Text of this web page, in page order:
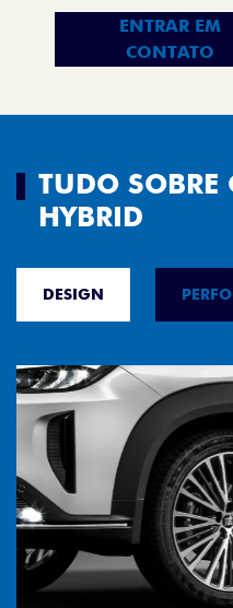
ENTRAR EM
CONTATO
TUDO SOBRE
HYBRID
DESIGN